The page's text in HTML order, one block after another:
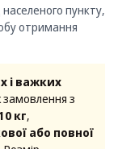
пункту,
отримання
і важких
з
кг,
або повної